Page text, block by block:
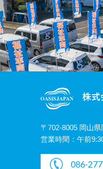
〒702-8005 岡山
営業時間：午前
086-